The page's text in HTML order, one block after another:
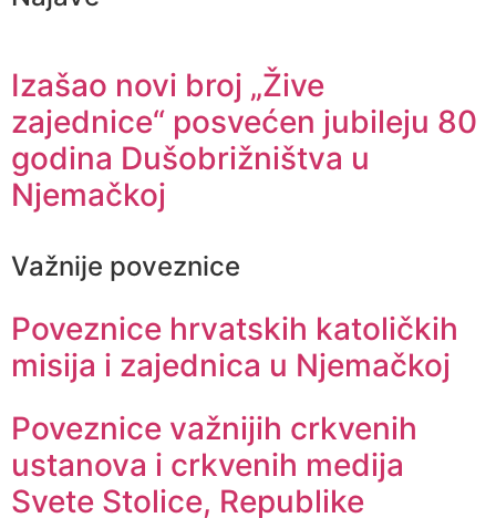
Izašao novi broj „Žive
zajednice“ posvećen jubileju 80
godina Dušobrižništva u
Njemačkoj
Važnije poveznice
Poveznice hrvatskih katoličkih
misija i zajednica u Njemačkoj
Poveznice važnijih crkvenih
ustanova i crkvenih medija
Svete Stolice, Republike